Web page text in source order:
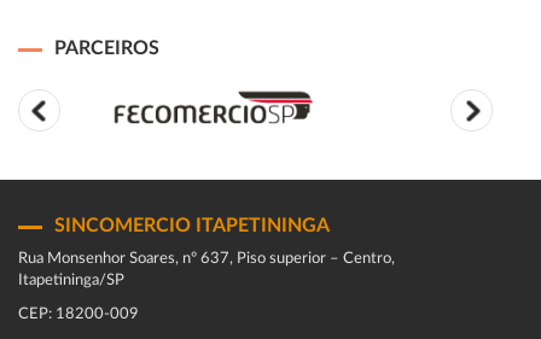
PARCEIROS
SINCOMERCIO ITAPETININGA
Rua Monsenhor Soares, nº 637, Piso superior – Centro,
Itapetininga/SP
CEP: 18200-009